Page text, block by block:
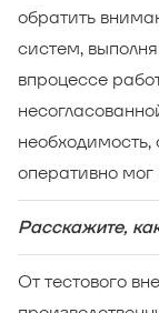
обратить
систем,
впроцессе
оперативно
Расскажите,
От тестового